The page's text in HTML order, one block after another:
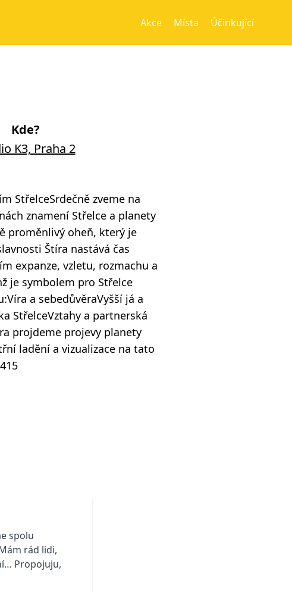
Akce Místa Účinkující
Kde?
K3, Praha 2
StřelceSrdečně zveme na
znamení Střelce a planety
proměnlivý oheň, který je
Štíra nastává čas
expanze, vzletu, rozmachu a
je symbolem pro Střelce
a sebedůvěraVyšší já a
StřelceVztahy a partnerská
projdeme projevy planety
ladění a vizualizace na tato
spolu
rád lidi,
Propojuju,